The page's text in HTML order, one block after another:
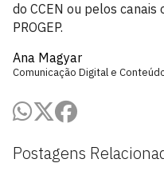
Postagens
do CCEN ou pelos canais
PROGEP.
Ana Magyar
Comunicação Digital e